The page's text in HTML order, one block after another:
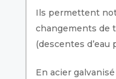
Ils permettent
changements de
(descentes d’eau
En acier